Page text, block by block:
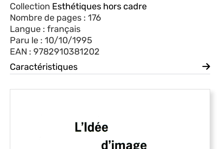
Collection Esthétiques hors cadre
Nombre de pages : 176
Langue : français
Paru le : 10/10/1995
EAN : 9782910381202
Caractéristiques